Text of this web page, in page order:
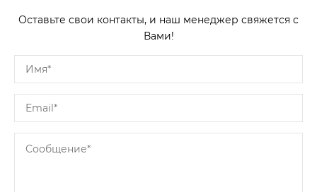
Оставьте свои контакты, и наш менеджер свяжется с
Вами!